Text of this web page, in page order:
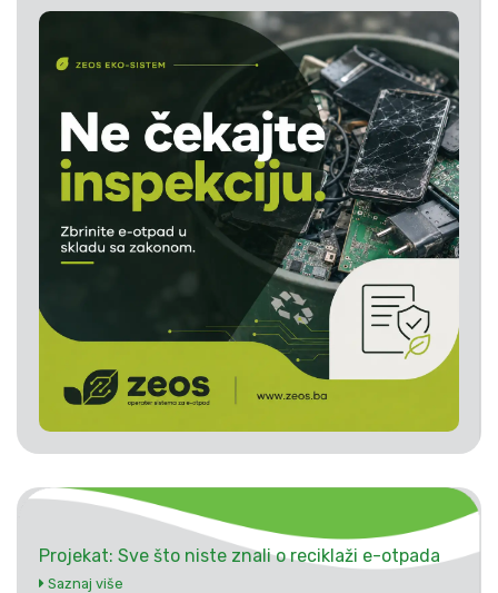
Projekat: Sve što niste znali o reciklaži e-otpada
Saznaj više